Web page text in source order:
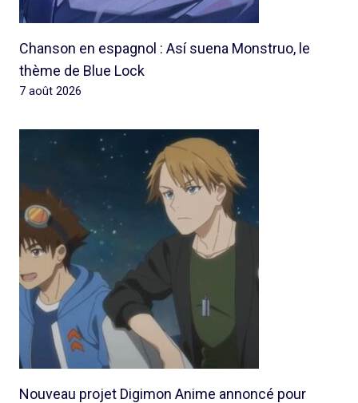
Chanson en espagnol : Así suena Monstruo, le
thème de Blue Lock
7 août 2026
Nouveau projet Digimon Anime annoncé pour